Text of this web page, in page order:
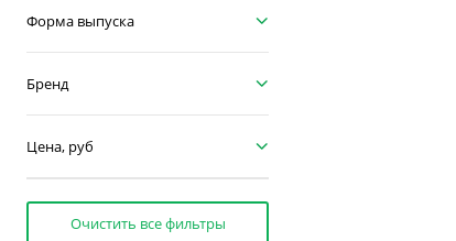
Форма выпуска
Бренд
Цена, руб
Очистить все фильтры